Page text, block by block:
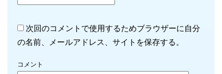
次回のコメントで使用するためブラウザーに自分
の名前、メールアドレス、サイトを保存する。
コメント